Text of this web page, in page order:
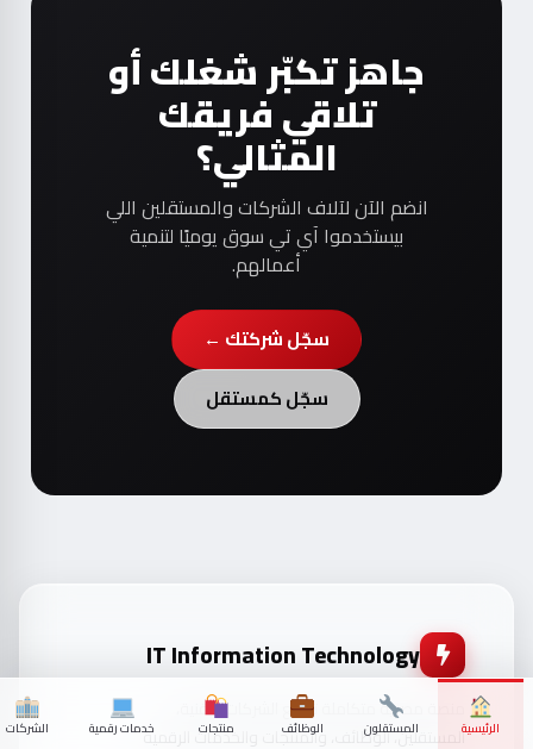
جاهز تكبّر شغلك أو
تلاقي فريقك
المثالي؟
انضم الآن لآلاف الشركات والمستقلين اللي
بيستخدموا آي تي سوق يوميًا لتنمية
أعمالهم.
سجّل شركتك ←
سجّل كمستقل
IT Information Technology
منصة مصرية متكاملة تجمع الشركات التقنية،
المستقلين، الوظائف، والمنتجات والخدمات الرقميةالرئيسية المستقلون الوظائف منتجات خدمات رقمية الشركات